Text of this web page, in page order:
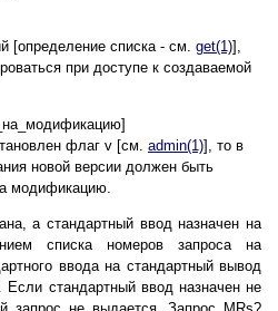
[определение списка - см. get(1)],
при доступе к создаваемой
флаг v [см. admin(1)], то в
новой версии должен быть
модификацию.
а стандартный ввод назначен на
списка номеров запроса на
ввода на стандартный вывод
Если стандартный ввод назначен не